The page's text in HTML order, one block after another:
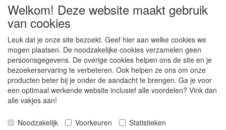
SOCIALE MEDIA
De webshop voor kunststof platen, folies, buizen
Kunststof bewerkingen, productontwerp en
Welkom! Deze website maakt gebruik
van cookies
Leuk dat je onze site bezoekt. Geef hier aan welke cookies we
mogen plaatsen. De noodzakelijke cookies verzamelen geen
persoonsgegevens. De overige cookies helpen ons de site en je
bezoekerservaring te verbeteren. Ook helpen ze ons om onze
producten beter bij je onder de aandacht te brengen. Ga je voor
een optimaal werkende website inclusief alle voordelen? Vink dan
alle vakjes aan!
Noodzakelijk Voorkeuren Statistieken